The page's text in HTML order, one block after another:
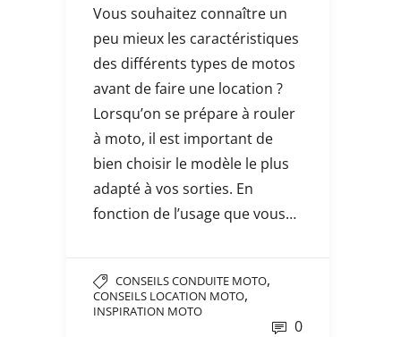
Vous souhaitez connaître un
peu mieux les caractéristiques
des différents types de motos
avant de faire une location ?
Lorsqu’on se prépare à rouler
à moto, il est important de
bien choisir le modèle le plus
adapté à vos sorties. En
fonction de l’usage que vous…
CONSEILS CONDUITE MOTO,
CONSEILS LOCATION MOTO,
INSPIRATION MOTO
0